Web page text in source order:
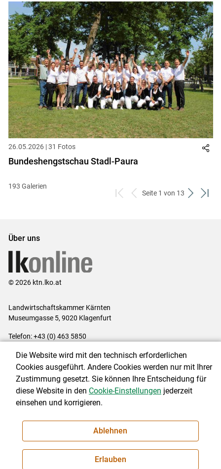
26.05.2026 | 31 Fotos
Bundeshengstschau Stadl-Paura
zum
zurück
Seite 1 von 13
weiterzum
193 Galerien
Über uns
© 2026 ktn.lko.at
Landwirtschaftskammer Kärnten
Museumgasse 5, 9020 Klagenfurt
Telefon: +43 (0) 463 5850
Impressum|Kontakt|Datenschutzerklärung|Barrierefreiheit|
Cookie-Einstellungen
NEWSLETTER
Die Website wird mit den technisch erforderlichen
Cookies ausgeführt. Andere Cookies werden nur mit Ihrer
Zustimmung gesetzt. Sie können Ihre Entscheidung für
diese Website in den Cookie-Einstellungen jederzeit
einsehen und korrigieren.
Ablehnen
Erlauben